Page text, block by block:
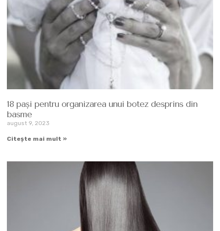
18 pași pentru organizarea unui botez desprins din
basme
august 9, 2023
Citește mai mult »